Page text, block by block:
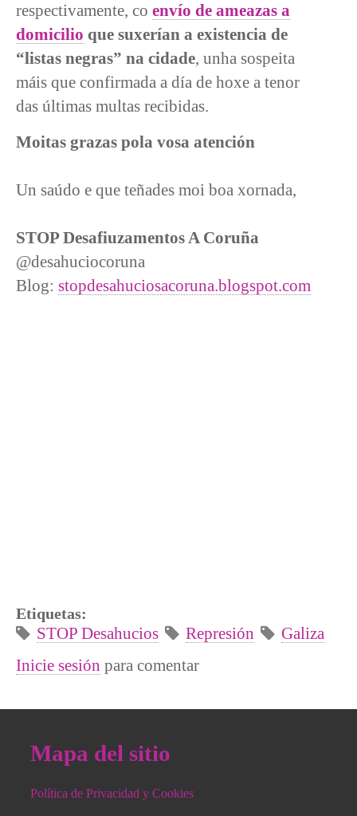
respectivamente, co envío de ameazas a
domicilio que suxerían a existencia de
“listas negras” na cidade, unha sospeita
máis que confirmada a día de hoxe a tenor
das últimas multas recibidas.
Moitas grazas pola vosa atención
Un saúdo e que teñades moi boa xornada,
STOP Desafiuzamentos A Coruña
@desahuciocoruna
Blog: stopdesahuciosacoruna.blogspot.com
Etiquetas:
STOP Desahucios Represión
Galiza
Inicie sesión para comentar
Mapa del sitio
Política de Privacidad y Cookies